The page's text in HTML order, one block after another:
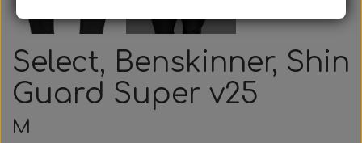
Select, Benskinner, Shin
Guard Super v25
M